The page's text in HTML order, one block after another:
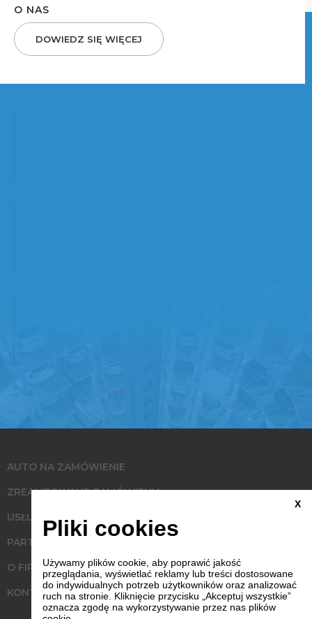
O NAS
DOWIEDZ SIĘ WIĘCEJ
AUTO NA ZAMÓWIENIE
ZREALIZOWANE ZAMÓWIENIA
USŁUGI
PARTNERZY
O FIRMIE
KONTAKT
X
Pliki cookies
Używamy plików cookie, aby poprawić jakość
przeglądania, wyświetlać reklamy lub treści dostosowane
do indywidualnych potrzeb użytkowników oraz analizować
ruch na stronie. Kliknięcie przycisku „Akceptuj wszystkie”
oznacza zgodę na wykorzystywanie przez nas plików